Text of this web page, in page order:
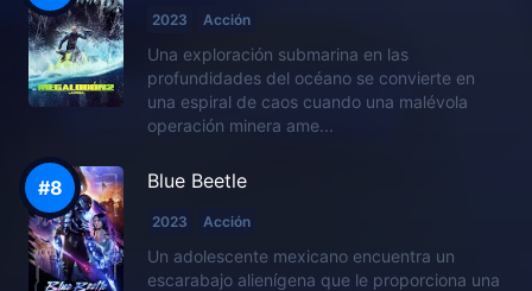
2023 Acción
Una exploración submarina en las
profundidades del océano se convierte en
una espiral de caos cuando una malévola
operación minera ame...
Blue Beetle
2023 Acción
Un adolescente mexicano encuentra un
escarabajo alienígena que le proporciona una